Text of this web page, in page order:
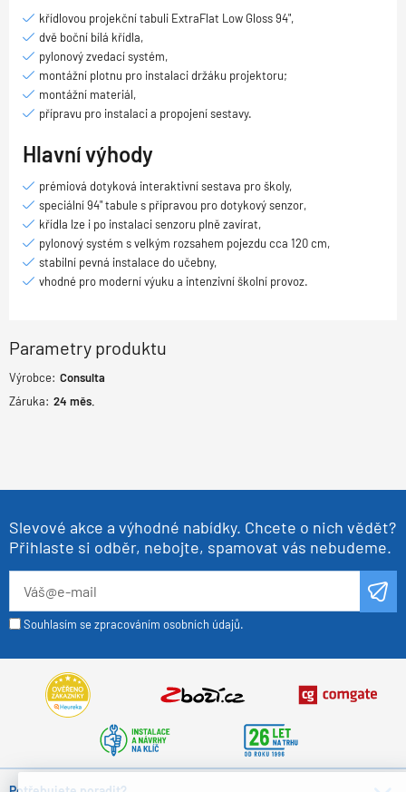
křídlovou projekční tabuli ExtraFlat Low Gloss 94",
dvě boční bílá křídla,
pylonový zvedací systém,
montážní plotnu pro instalaci držáku projektoru;
montážní materiál,
přípravu pro instalaci a propojení sestavy.
Hlavní výhody
prémiová dotyková interaktivní sestava pro školy,
speciální 94" tabule s přípravou pro dotykový senzor,
křídla lze i po instalaci senzoru plně zavírat,
pylonový systém s velkým rozsahem pojezdu cca 120 cm,
stabilní pevná instalace do učebny,
vhodné pro moderní výuku a intenzivní školní provoz.
Parametry produktu
Výrobce: Consulta
Záruka: 24 měs.
Slevové akce a výhodné nabídky. Chcete o nich vědět?
Přihlaste si odběr, nebojte, spamovat vás nebudeme.
Souhlasím se zpracováním osobních údajů.